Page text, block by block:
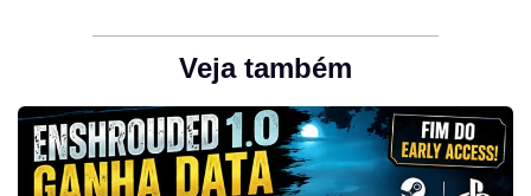
Veja também